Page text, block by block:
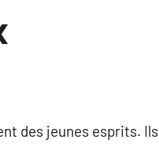
des jeunes esprits. Ils